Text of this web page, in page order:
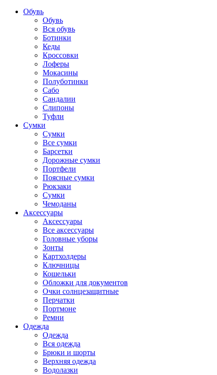
Обувь
Обувь
Вся обувь
Ботинки
Кеды
Кроссовки
Лоферы
Мокасины
Полуботинки
Сабо
Сандалии
Слипоны
Туфли
Сумки
Сумки
Все сумки
Барсетки
Дорожные сумки
Портфели
Поясные сумки
Рюкзаки
Сумки
Чемоданы
Аксессуары
Аксессуары
Все аксессуары
Головные уборы
Зонты
Картхолдеры
Ключницы
Кошельки
Обложки для документов
Очки солнцезащитные
Перчатки
Портмоне
Ремни
Одежда
Одежда
Вся одежда
Брюки и шорты
Верхняя одежда
Водолазки